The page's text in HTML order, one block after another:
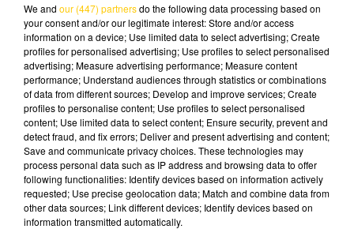
Lecture (4 min 35 sec)
13 décembre 2025 - 4 min 35 sec
L'INFO DE LA LOZÈRE DU 13/12/25 À
08H30
L'info de la Lozère
We and our (447) partnersdo the following data processing based on
your consent and/or our legitimate interest: Store and/or access
information on a device; Use limited data to select advertising; Create
profiles for personalised advertising; Use profiles to select personalised
advertising; Measure advertising performance; Measure content
performance; Understand audiences through statistics or combinations
of data from different sources; Develop and improve services; Create
profiles to personalise content; Use profiles to select personalised
content; Use limited data to select content; Ensure security, prevent and
detect fraud, and fix errors; Deliver and present advertising and content;
Save and communicate privacy choices. These technologies may
process personal data such as IP address and browsing data to offer
following functionalities: Identify devices based on information actively
requested; Use precise geolocation data; Match and combine data from
other data sources; Link different devices; Identify devices based on
information transmitted automatically.